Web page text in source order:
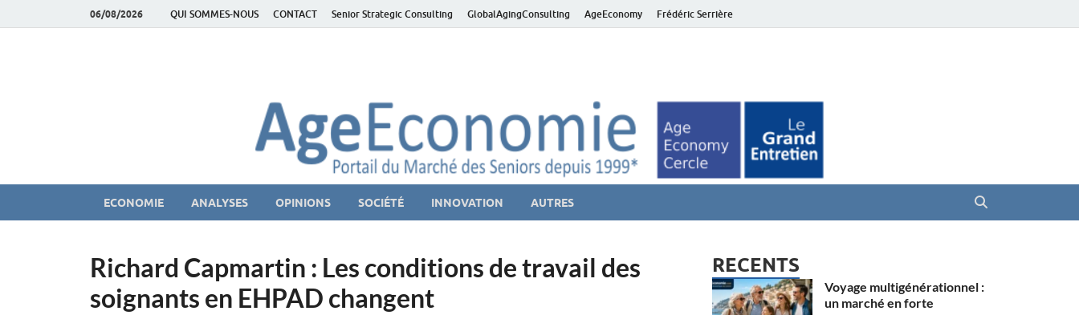
06/08/2026 QUI SOMMES-NOUS CONTACT Senior Strategic Consulting GlobalAgingConsulting AgeEconomy Frédéric Serrière
ECONOMIE ANALYSES OPINIONS SOCIÉTÉ INNOVATION AUTRES
Richard Capmartin : Les conditions de travail des
soignants en EHPAD changent
RECENTS
Voyage multigénérationnel :
un marché en forte